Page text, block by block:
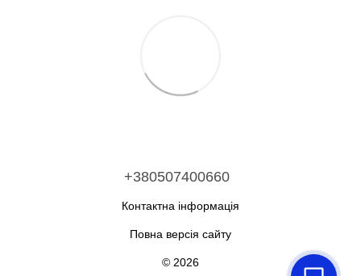
+380507400660
Контактна інформація
Повна версія сайту
© 2026